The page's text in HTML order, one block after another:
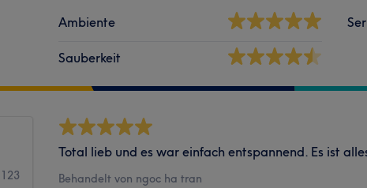
Ambiente
Sauberkeit
123
Total lieb und es war einfach entspannend. Es ist
Behandelt von ngoc ha tran